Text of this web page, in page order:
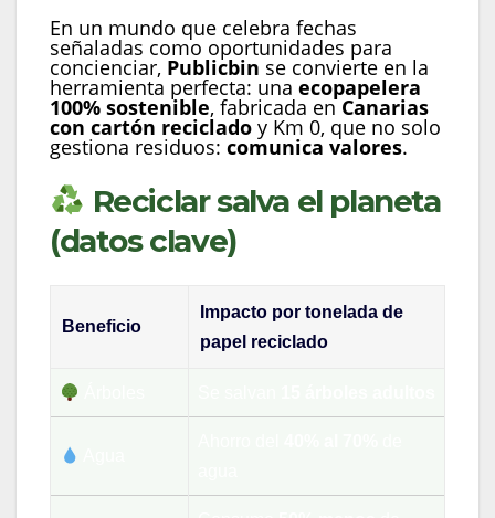
En un mundo que celebra fechas
señaladas como oportunidades para
concienciar, Publicbin se convierte en la
herramienta perfecta: una ecopapelera
100% sostenible, fabricada enCanarias
con cartón reciclado y Km 0, que no solo
gestiona residuos: comunica valores.
Reciclar salva el planeta
(datos clave)
Beneficio
Impacto por tonelada de
papel reciclado